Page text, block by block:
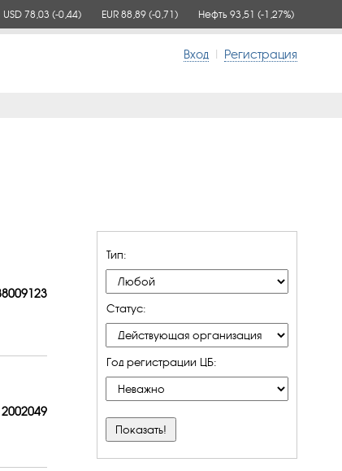
USD 78,03 (-0,44) EUR 88,89 (-0,71) Нефть 93,51 (-1,27%)
Вход | Регистрация
Тип:
Статус:
Год регистрации ЦБ:
009123
002049